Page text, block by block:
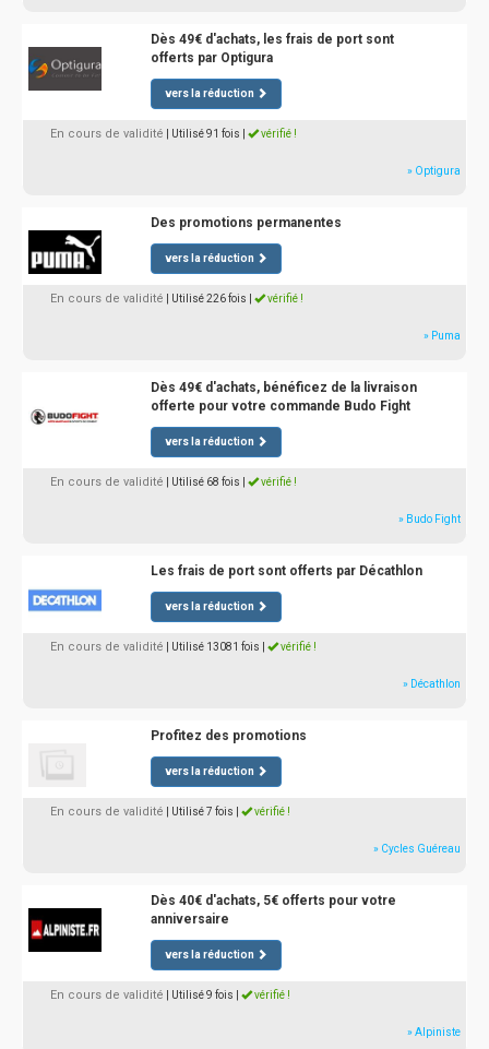
Dès 49€ d'achats, les frais de port sont
offerts par Optigura
vers la réduction
En cours de validité | Utilisé 91 fois vérifié !
» Optigura
Des promotions permanentes
vers la réduction
En cours de validité | Utilisé 226 fois vérifié !
» Puma
Dès 49€ d'achats, bénéficez de la livraison
offerte pour votre commande Budo Fight
vers la réduction
En cours de validité | Utilisé 68 fois vérifié !
» Budo Fight
Les frais de port sont offerts par Décathlon
vers la réduction
En cours de validité | Utilisé 13081 fois vérifié !
» Décathlon
Profitez des promotions
vers la réduction
En cours de validité | Utilisé 7 fois vérifié !
» Cycles Guéreau
Dès 40€ d'achats, 5€ offerts pour votre
anniversaire
vers la réduction
En cours de validité | Utilisé 9 fois vérifié !
» Alpiniste